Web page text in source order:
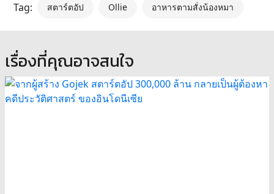
Tag: สตาร์ตอัป Ollie อาหารตามสั่งน้องหมา
เรื่องที่คุณอาจสนใจ